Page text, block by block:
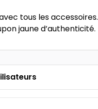
tous les accessoires.
jaune d’authenticité.